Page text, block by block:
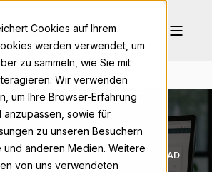
Cookies auf Ihrem
werden verwendet, um
zu sammeln, wie Sie mit
Wir verwenden
um Ihre Browser-Erfahrung
anzupassen, sowie für
zu unseren Besuchern
anderen Medien. Weitere
von uns verwendeten
22, 2026, 7:00:01 AM 21 MIN READ